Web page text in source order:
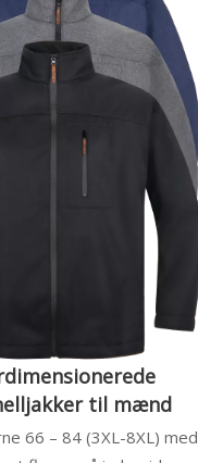
til mænd
66 – 84 (3XL-8XL) med